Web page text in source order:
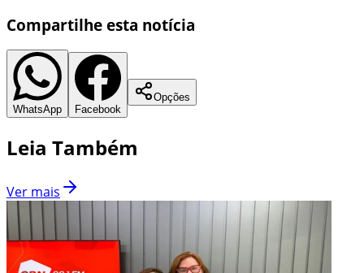
Compartilhe esta notícia
WhatsApp Facebook
Opções
Leia Também
Ver mais